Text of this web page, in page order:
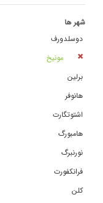
شهر ها
دوسلدورف
مونیخ
برلین
هانوفر
اشتوتگارت
هامبورگ
نورنبرگ
فرانکفورت
کلن